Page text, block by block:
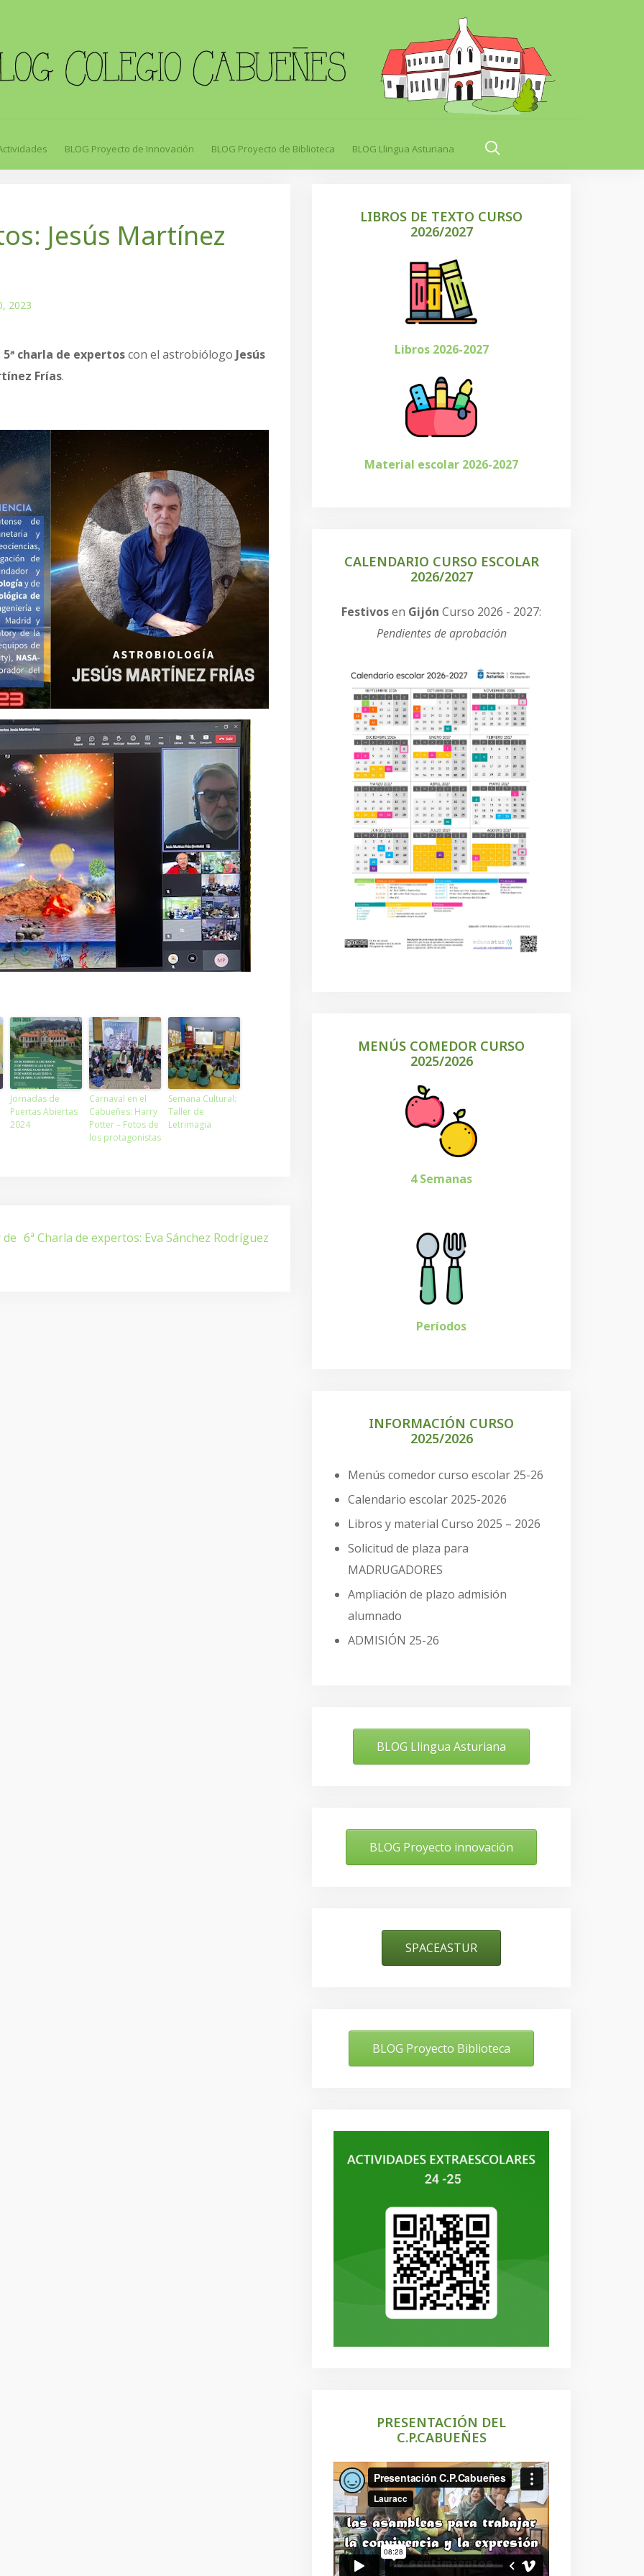
BLOG Proyecto de Innovación BLOG Proyecto de Biblioteca BLOG Llingua Asturiana
Jesús Martínez
2023
5ª charla de expertoscon el astrobiólogo Jesús
Frías.
Jornadas de
Puertas Abiertas
2024
Carnaval en el
Cabueñes: Harry
Potter – Fotos de
los protagonistas
Semana Cultural:
Taller de
Letrimagia
de 6ª Charla de expertos: Eva Sánchez Rodríguez
LIBROS DE TEXTO CURSO
2026/2027
Libros 2026-2027
Material escolar 2026-2027
CALENDARIO CURSO ESCOLAR
2026/2027
Festivosen Gijón Curso 2026 - 2027:
Pendientes de aprobación
MENÚS COMEDOR CURSO
2025/2026
4 Semanas
Períodos
INFORMACIÓN CURSO
2025/2026
Menús comedor curso escolar 25-26
Calendario escolar 2025-2026
Libros y material Curso 2025 – 2026
Solicitud de plaza para
MADRUGADORES
Ampliación de plazo admisión
alumnado
ADMISIÓN 25-26
BLOG Llingua Asturiana
BLOG Proyecto innovación
SPACEASTUR
BLOG Proyecto Biblioteca
PRESENTACIÓN DEL
C.P.CABUEÑES